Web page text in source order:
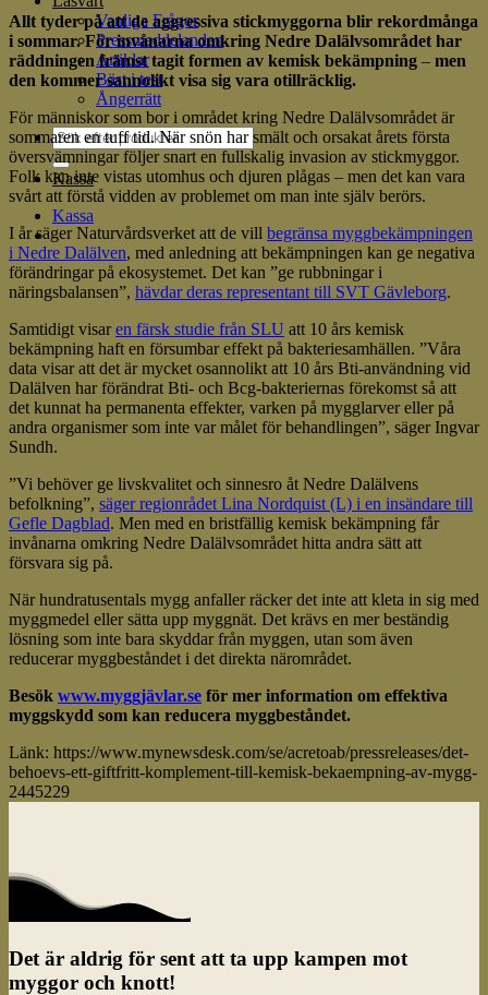
Vanliga Frågor
Pressmeddelanden
Artiklar
Bäst i test
Ångerrätt
Kassa
Kassa
Allt tyder på att de aggressiva stickmyggorna blir rekordmånga
i sommar. För invånarna omkring Nedre Dalälvsområdet har
räddningen främst tagit formen av kemisk bekämpning – men
den kommer sannolikt visa sig vara otillräcklig.
För människor som bor i området kring Nedre Dalälvsområdet är
sommaren en tuff tid. När snön har smält och orsakat årets första
översvämningar följer snart en fullskalig invasion av stickmyggor.
Folk kan inte vistas utomhus och djuren plågas – men det kan vara
svårt att förstå vidden av problemet om man inte själv berörs.
I år säger Naturvårdsverket att de vill begränsa myggbekämpningen
i Nedre Dalälven, med anledning att bekämpningen kan ge negativa
förändringar på ekosystemet. Det kan ”ge rubbningar i
näringsbalansen”, hävdar deras representant till SVT Gävleborg.
Samtidigt visaren färsk studie från SLU att 10 års kemisk
bekämpning haft en försumbar effekt på bakteriesamhällen. ”Våra
data visar att det är mycket osannolikt att 10 års Bti-användning vid
Dalälven har förändrat Bti- och Bcg-bakteriernas förekomst så att
det kunnat ha permanenta effekter, varken på mygglarver eller på
andra organismer som inte var målet för behandlingen”, säger Ingvar
Sundh.
”Vi behöver ge livskvalitet och sinnesro åt Nedre Dalälvens
befolkning”, säger regionrådet Lina Nordquist (L) i en insändare till
Gefle Dagblad. Men med en bristfällig kemisk bekämpning får
invånarna omkring Nedre Dalälvsområdet hitta andra sätt att
försvara sig på.
När hundratusentals mygg anfaller räcker det inte att kleta in sig med
myggmedel eller sätta upp myggnät. Det krävs en mer beständig
lösning som inte bara skyddar från myggen, utan som även
reducerar myggbeståndet i det direkta närområdet.
Besök www.myggjävlar.se för mer information om effektiva
myggskydd som kan reducera myggbeståndet.
Länk: https://www.mynewsdesk.com/se/acretoab/pressreleases/det-
behoevs-ett-giftfritt-komplement-till-kemisk-bekaempning-av-mygg-
2445229
Det är aldrig för sent att ta upp kampen mot
myggor och knott!